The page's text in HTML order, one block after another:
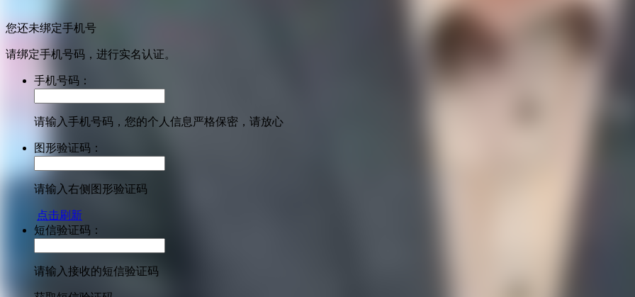
您还未绑定手机号
请绑定手机号码，进行实名认证。
手机号码：
请输入手机号码，您的个人信息严格保密，请放心
图形验证码：
请输入右侧图形验证码
点击刷新
短信验证码：
请输入接收的短信验证码